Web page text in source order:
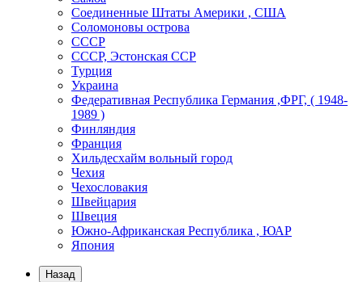
Соединенные Штаты Америки , США
Соломоновы острова
СССР
СССР, Эстонская ССР
Турция
Украина
Федеративная Республика Германия ,ФРГ, ( 1948-
1989 )
Финляндия
Франция
Хильдесхайм вольный город
Чехия
Чехословакия
Швейцария
Швеция
Южно-Африканская Республика , ЮАР
Япония
Назад